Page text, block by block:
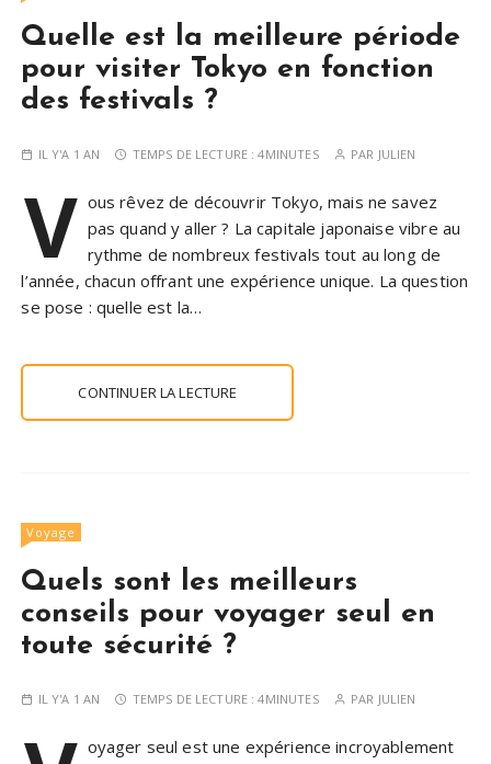
Quelle est la meilleure période
pour visiter Tokyo en fonction
des festivals ?
IL Y'A 1 AN TEMPS DE LECTURE :4MINUTES PAR JULIEN
V ous rêvez de découvrir Tokyo, mais ne savez
pas quand y aller ? La capitale japonaise vibre au
rythme de nombreux festivals tout au long de
l’année, chacun offrant une expérience unique. La question
se pose : quelle est la…
CONTINUER LA LECTURE
Voyage
Quels sont les meilleurs
conseils pour voyager seul en
toute sécurité ?
IL Y'A 1 AN TEMPS DE LECTURE :4MINUTES PAR JULIEN
oyager seul est une expérience incroyablement